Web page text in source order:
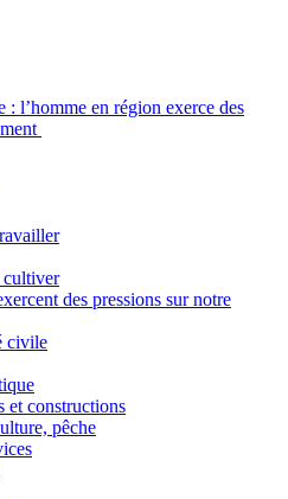
l’homme en région exerce des
cultiver
des pressions sur notre
civile
et constructions
pêche